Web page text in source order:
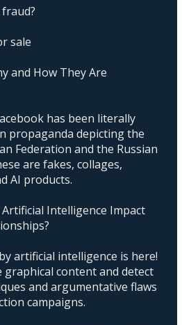
sale
and How They Are
has been literally
propaganda depicting the
Federation and the Russian
are fakes, collages,
AI products.
Intelligence Impact
artificial intelligence is here!
graphical content and detect
and argumentative flaws
campaigns.